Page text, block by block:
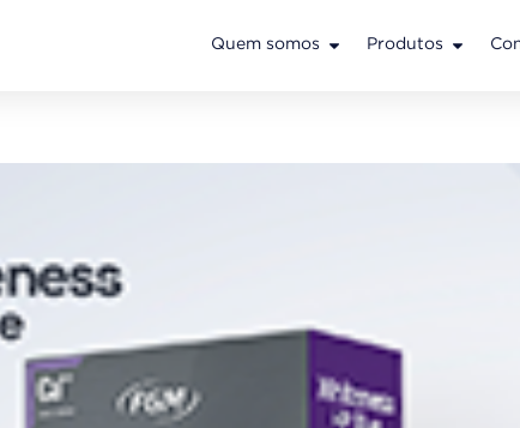
Quem somos Produtos